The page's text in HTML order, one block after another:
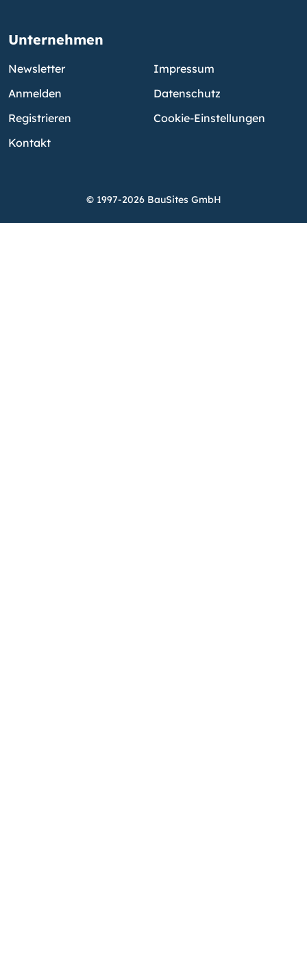
Unternehmen
Newsletter
Anmelden
Registrieren
Kontakt
Impressum
Datenschutz
Cookie-Einstellungen
© 1997-2026 BauSites GmbH